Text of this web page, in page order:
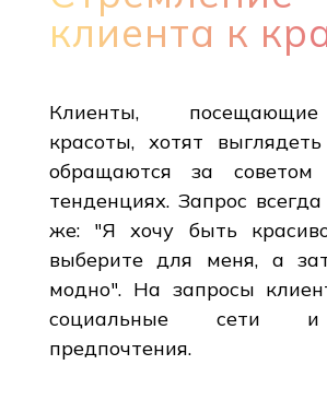
клиента к
Клиенты,
красоты, хотят
обращаются за
тенденциях. Запрос
же: "Я хочу быть
выберите для меня, а
модно". На запросы
социальные сети
предпочтения.